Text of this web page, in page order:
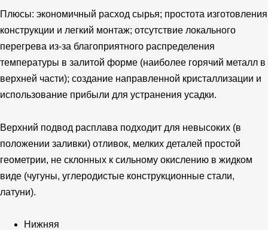
Плюсы: экономичный расход сырья; простота изготовления
конструкции и легкий монтаж; отсутствие локального
перегрева из-за благоприятного распределения
температуры в залитой форме (наиболее горячий металл в
верхней части); создание направленной кристаллизации и
использование прибыли для устранения усадки.
Верхний подвод расплава подходит для невысоких (в
положении заливки) отливок, мелких деталей простой
геометрии, не склонных к сильному окислению в жидком
виде (чугуны, углеродистые конструкционные стали,
латуни).
Нижняя